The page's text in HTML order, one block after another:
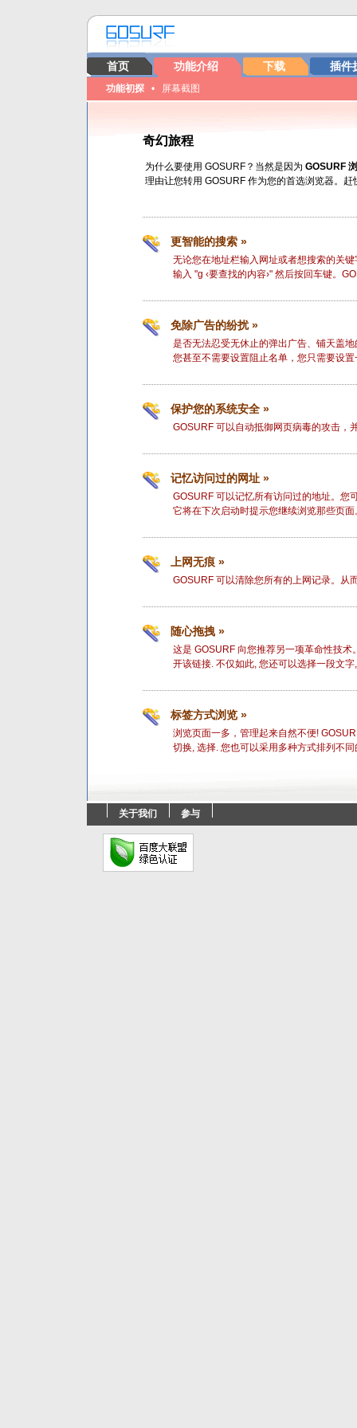
首页 功能介绍 下载 插件
功能初探 • 屏幕截图
奇幻旅程
为什么要使用 GOSURF？当然是因为 GOSURF
理由让您转用 GOSURF 作为您的首选浏览器。
更智能的搜索 »
无论您在地址栏输入网址或者想搜索的关
输入 "g ‹要查找的内容›" 然后按回车键。
免除广告的纷扰 »
是否无法忍受无休止的弹出广告、铺天盖
您甚至不需要设置阻止名单，您只需要设
保护您的系统安全 »
GOSURF 可以自动抵御网页病毒的攻击，
记忆访问过的网址 »
GOSURF 可以记忆所有访问过的地址。您
它将在下次启动时提示您继续浏览那些页面
上网无痕 »
GOSURF 可以清除您所有的上网记录。从
随心拖拽 »
这是 GOSURF 向您推荐另一项革命性技
开该链接. 不仅如此, 您还可以选择一段文
标签方式浏览 »
浏览页面一多，管理起来自然不便!
切换, 选择. 您也可以采用多种方式排列不
关于我们 参与